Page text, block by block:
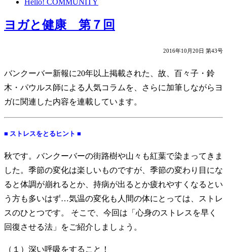
Hello! COMMUNITY
ヨガと健康 第７回
2016年10月20日 第43号
バンクーバー新報に20年以上掲載された、故、百々子・鈴
木・パウルス師による人気コラムを、さらに加筆しながらヨ
ガに関連した内容を連載しています。
■ ストレスをとるヒント ■
秋です。バンクーバーの街路樹や山々も紅葉で染まってきま
した。季節の変化は楽しいものですが、季節の変わり目にな
ると体調が崩れるとか、持病が出るとか疲れやすくなるとい
う方も多いはず…気温の変化も人間の体にとっては、ストレ
スのひとつです。 そこで、今回は「心身のストレスを早く
回復させる法」をご紹介しましょう。
（１）深い呼吸をすること！